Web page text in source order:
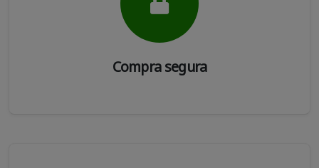
Compra segura